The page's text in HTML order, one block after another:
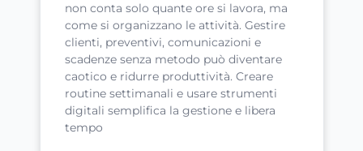
non conta solo quante ore si lavora, ma
come si organizzano le attività. Gestire
clienti, preventivi, comunicazioni e
scadenze senza metodo può diventare
caotico e ridurre produttività. Creare
routine settimanali e usare strumenti
digitali semplifica la gestione e libera
tempo